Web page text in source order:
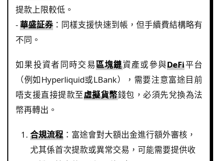
提款上限較低。
-華盛証券：同樣支援快速到帳，但手續費結構略有
不同。
如果投資者同時交易區塊鏈資產或參與DeFi平台
（例如Hyperliquid或LBank），需要注意富途目前
唔支援直接提款至虛擬貨幣錢包，必須先兌換為法
幣再轉出。
合規流程 ：富途會對大額出金進行額外審核，
尤其係首次提款或異常交易，可能需要提供收